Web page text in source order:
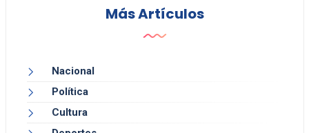
Más Artículos
Nacional
Política
Cultura